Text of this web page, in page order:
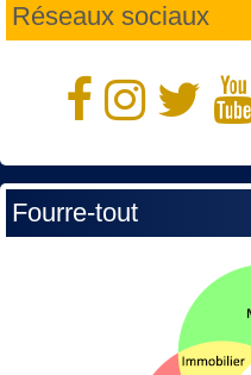
Réseaux sociaux
Fourre-tout